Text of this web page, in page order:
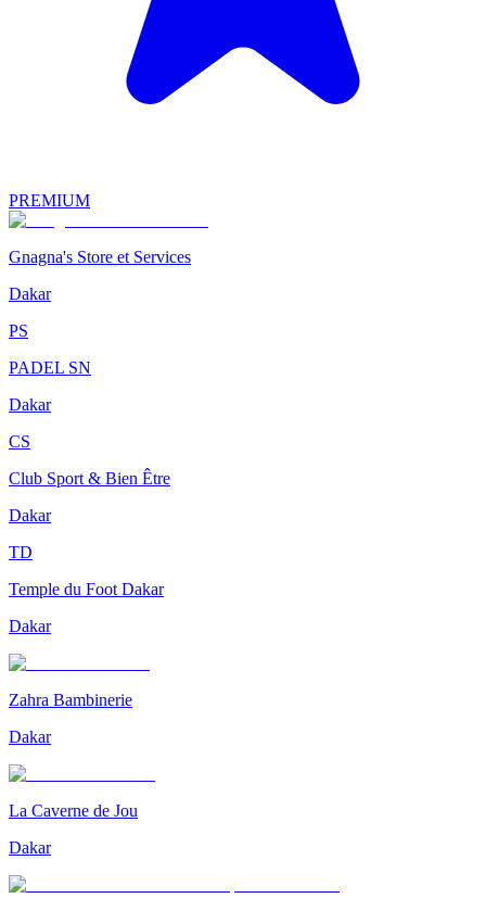
PREMIUM
Gnagna's Store et Services
Dakar
PS
PADEL SN
Dakar
CS
Club Sport & Bien Être
Dakar
TD
Temple du Foot Dakar
Dakar
Zahra Bambinerie
Dakar
La Caverne de Jou
Dakar